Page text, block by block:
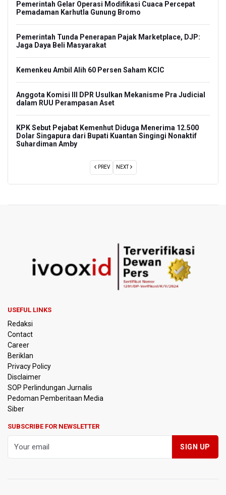
Pemerintah Gelar Operasi Modifikasi Cuaca Percepat
Pemadaman Karhutla Gunung Bromo
Pemerintah Tunda Penerapan Pajak Marketplace, DJP:
Jaga Daya Beli Masyarakat
Kemenkeu Ambil Alih 60 Persen Saham KCIC
Anggota Komisi III DPR Usulkan Mekanisme Pra Judicial
dalam RUU Perampasan Aset
KPK Sebut Pejabat Kemenhut Diduga Menerima 12.500
Dolar Singapura dari Bupati Kuantan Singingi Nonaktif
Suhardiman Amby
PREV NEXT
USEFUL LINKS
Redaksi
Contact
Career
Beriklan
Privacy Policy
Disclaimer
SOP Perlindungan Jurnalis
Pedoman Pemberitaan Media
Siber
SUBSCRIBE FOR NEWSLETTER